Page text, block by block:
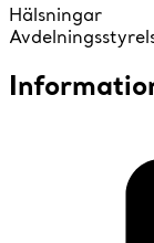
Hälsningar